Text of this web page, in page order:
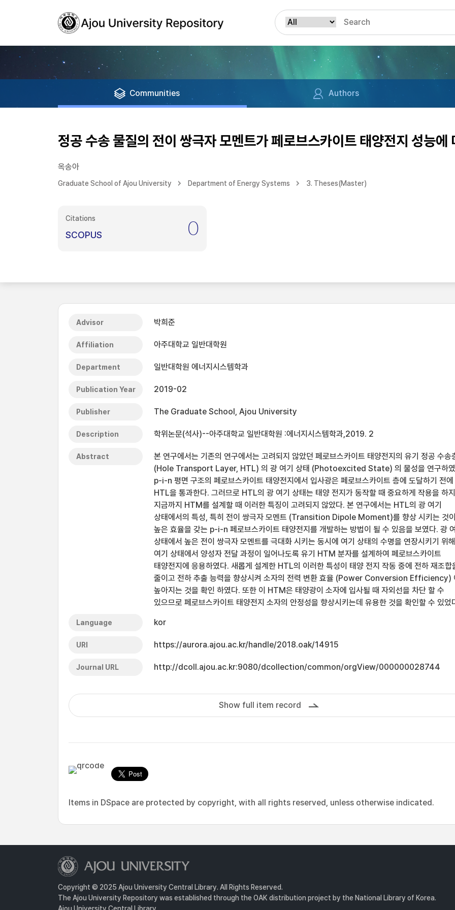
Communities Authors
정공 수송 물질의 전이 쌍극자 모멘트가 페로브스카이트 태양전지 성능에
옥송아
Graduate School of Ajou University Department of Energy Systems 3. Theses(Master)
Citations
SCOPUS 0
Advisor 박희준
Affiliation 아주대학교 일반대학원
Department 일반대학원 에너지시스템학과
Publication Year 2019-02
Publisher The Graduate School, Ajou University
Description 학위논문(석사)--아주대학교 일반대학원 :에너지시스템학과,2019. 2
Abstract
본 연구에서는 기존의 연구에서는 고려되지 않았던 페로브스카이트 태양전지의 유기 정공 수송
(Hole Transport Layer, HTL) 의 광 여기 상태 (Photoexcited State) 의 물성을 연구하
p-i-n 평면 구조의 페로브스카이트 태양전지에서 입사광은 페로브스카이트 층에 도달하기 전에
HTL을 통과한다. 그러므로 HTL의 광 여기 상태는 태양 전지가 동작할 때 중요하게 작용을 하
지금까지 HTM를 설계할 때 이러한 특징이 고려되지 않았다. 본 연구에서는 HTL의 광 여기
상태에서의 특성, 특히 전이 쌍극자 모멘트 (Transition Dipole Moment)를 향상 시키는 것이
높은 효율을 갖는 p-i-n 페로브스카이트 태양전지를 개발하는 방법이 될 수 있음을 보였다. 광
상태에서 높은 전이 쌍극자 모멘트를 극대화 시키는 동시에 여기 상태의 수명을 연장시키기 위해
여기 상태에서 양성자 전달 과정이 일어나도록 유기 HTM 분자를 설계하여 페로브스카이트
태양전지에 응용하였다. 새롭게 설계한 HTL의 이러한 특성이 태양 전지 작동 중에 전하 재조합
줄이고 전하 추출 능력을 향상시켜 소자의 전력 변환 효율 (Power Conversion Efficiency)
높아지는 것을 확인 하였다. 또한 이 HTM은 태양광이 소자에 입사될 때 자외선을 차단 할 수
있으므로 페로브스카이트 태양전지 소자의 안정성을 향상시키는데 유용한 것을 확인할 수 있었
Language kor
URI https://aurora.ajou.ac.kr/handle/2018.oak/14915
Journal URL http://dcoll.ajou.ac.kr:9080/dcollection/common/orgView/000000028744
Show full item record
Items in DSpace are protected by copyright, with all rights reserved, unless otherwise indicated.
Copyright © 2025 Ajou University Central Library. All Rights Reserved.
The Ajou University Repository was established through the OAK distribution project by the National Library of Korea.
Ajou University Central Library